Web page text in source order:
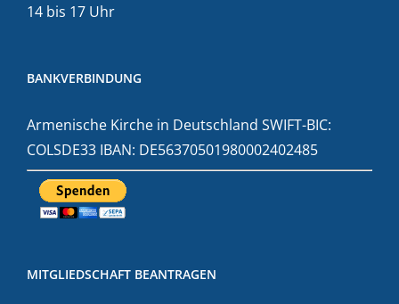
14 bis 17 Uhr
BANKVERBINDUNG
Armenische Kirche in Deutschland SWIFT-BIC:
COLSDE33 IBAN: DE56370501980002402485
MITGLIEDSCHAFT BEANTRAGEN